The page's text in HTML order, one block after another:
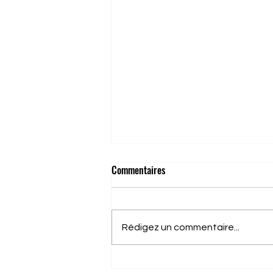
Commentaires
Rédigez un commentaire...